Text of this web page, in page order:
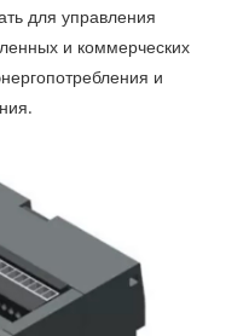
для управления
и коммерческих
и